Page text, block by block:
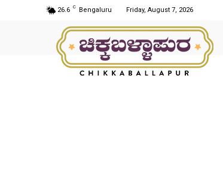
26.6 C Bengaluru Friday, August 7, 2026